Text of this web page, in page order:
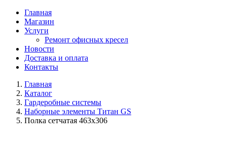
Главная
Магазин
Услуги
Ремонт офисных кресел
Новости
Доставка и оплата
Контакты
Главная
Каталог
Гардеробные системы
Наборные элементы Титан GS
Полка сетчатая 463х306